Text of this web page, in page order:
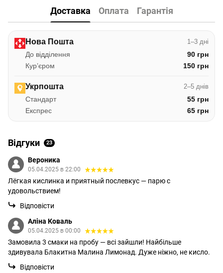
Доставка Оплата Гарантія
Нова Пошта 1–3 дні
До відділення
90 грн
Курʼєром
150 грн
Укрпошта 2–5 днів
Стандарт
55 грн
Експрес
65 грн
Відгуки 23
Вероника
05.04.2025 в 22:00
Лёгкая кислинка и приятный послевкус — парю с
удовольствием!
Відповісти
Аліна Коваль
05.04.2025 в 00:00
Замовила 3 смаки на пробу — всі зайшли! Найбільше
здивувала Блакитна Малина Лимонад. Дуже ніжно, не кисло.
Відповісти